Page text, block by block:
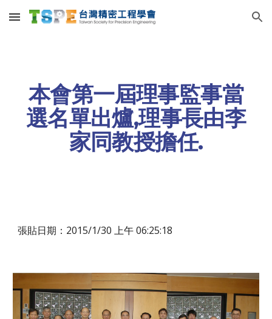
Skip to main content Skip to navigation
本會第一屆理事監事當
選名單出爐,理事長由李
家同教授擔任.
張貼日期：2015/1/30 上午 06:25:18